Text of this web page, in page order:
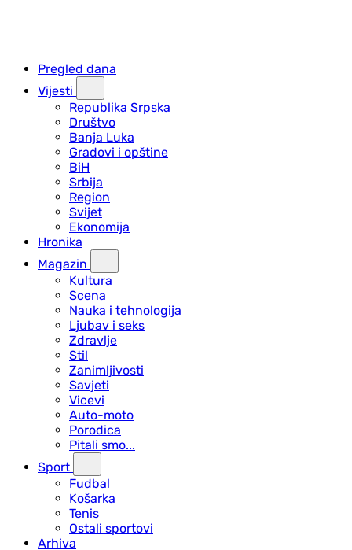
Pregled dana
Vijesti
Republika Srpska
Društvo
Banja Luka
Gradovi i opštine
BiH
Srbija
Region
Svijet
Ekonomija
Hronika
Magazin
Kultura
Scena
Nauka i tehnologija
Ljubav i seks
Zdravlje
Stil
Zanimljivosti
Savjeti
Vicevi
Auto-moto
Porodica
Pitali smo...
Sport
Fudbal
Košarka
Tenis
Ostali sportovi
Arhiva